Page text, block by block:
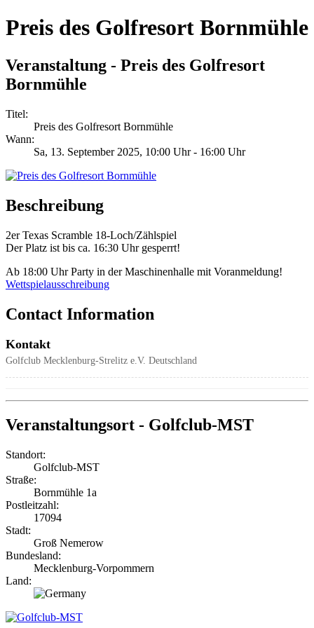
Preis des Golfresort Bornmühle
Veranstaltung - Preis des Golfresort
Bornmühle
Titel:
Preis des Golfresort Bornmühle
Wann:
Sa, 13. September 2025, 10:00 Uhr- 16:00 Uhr
Beschreibung
2er Texas Scramble 18-Loch/Zählspiel
Der Platz ist bis ca. 16:30 Uhr gesperrt!
Ab 18:00 Uhr Party in der Maschinenhalle mit Voranmeldung!
Wettspielausschreibung
Contact Information
Kontakt
Golfclub Mecklenburg-Strelitz e.V. Deutschland
Veranstaltungsort - Golfclub-MST
Standort:
Golfclub-MST
Straße:
Bornmühle 1a
Postleitzahl:
17094
Stadt:
Groß Nemerow
Bundesland:
Mecklenburg-Vorpommern
Land: